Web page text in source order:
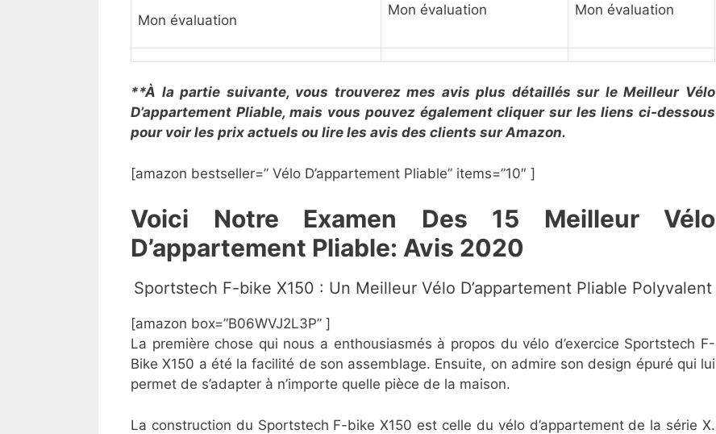
Mon évaluation
Mon évaluation Mon évaluation
**À la partie suivante, vous trouverez mes avis plus détaillés sur le ​Meilleur Vélo
D’appartement Pliable, mais vous pouvez également cliquer sur les liens ci-dessous
pour voir les prix actuels ou lire les avis des clients sur Amazon.
[amazon bestseller=”​​ Vélo D’appartement Pliable” items=”10″ ]
​Voici Notre Examen Des 15 Meilleur Vélo
D’appartement Pliable: Avis 2020
​Sportstech F-bike X150 : Un Meilleur Vélo D’appartement Pliable Polyvalent
[amazon box=”B06WVJ2L3P” ]
​La première chose qui nous a enthousiasmés à propos du vélo d’exercice Sportstech F-
Bike X150 a été la facilité de son assemblage. Ensuite, on admire son design épuré qui lui
permet de s’adapter à n’importe quelle pièce de la maison.
La construction du Sportstech F-bike X150 est celle du vélo d’appartement de la série X.